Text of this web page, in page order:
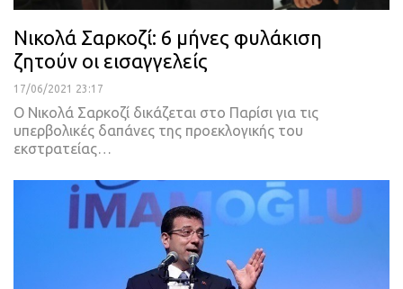
Νικολά Σαρκοζί: 6 μήνες φυλάκιση
ζητούν οι εισαγγελείς
17/06/2021 23:17
Ο Νικολά Σαρκοζί δικάζεται στο Παρίσι για τις
υπερβολικές δαπάνες της προεκλογικής του
εκστρατείας…